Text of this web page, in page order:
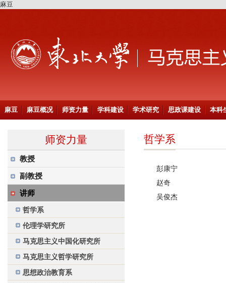
麻豆
麻豆 麻豆概况 师资力量 学科建设 学术研究 思政课建设 本科
师资力量
教授
副教授
讲师
哲学系
伦理学研究所
马克思主义中国化研究所
马克思主义哲学研究所
思想政治教育系
哲学系
彭康宁
赵奇
吴俊杰